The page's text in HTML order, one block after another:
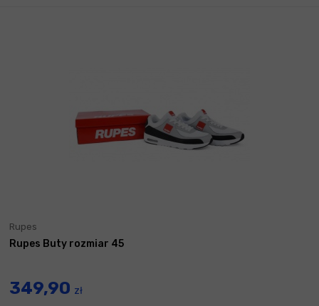
Rupes
Rupes Buty rozmiar 45
349,90 zł